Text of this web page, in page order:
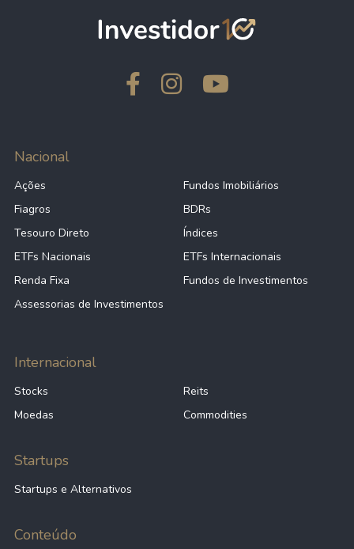
Nacional
Ações
Fundos Imobiliários
Fiagros
BDRs
Tesouro Direto
Índices
ETFs Nacionais
ETFs Internacionais
Renda Fixa
Fundos de Investimentos
Assessorias de Investimentos
Internacional
Stocks
Reits
Moedas
Commodities
Startups
Startups e Alternativos
Conteúdo